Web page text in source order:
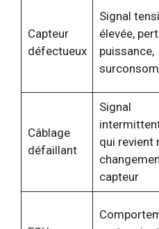
Capteur
défectueux
Signal
élevée,
puissance,
Câblage
défaillant
Signal
qui revient
capteur